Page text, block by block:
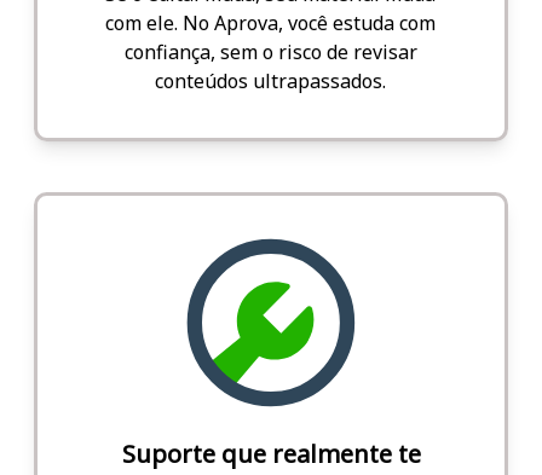
com ele. No Aprova, você estuda com
confiança, sem o risco de revisar
conteúdos ultrapassados.
Suporte que realmente te